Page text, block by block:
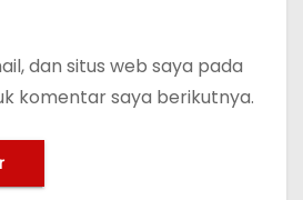
dan situs web saya pada
komentar saya berikutnya.